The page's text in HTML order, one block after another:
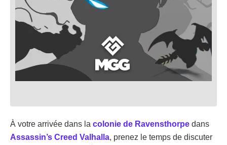
À votre arrivée dans la colonie de Ravensthorpe dans
Assassin’s Creed Valhalla, prenez le temps de discuter